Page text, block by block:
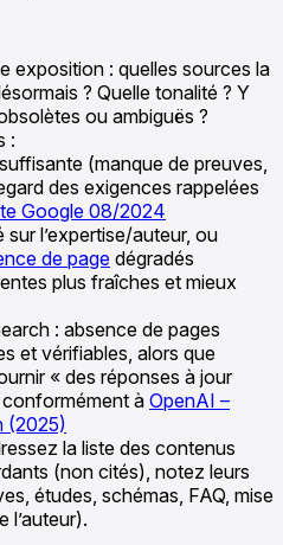
exposition : quelles sources la
? Quelle tonalité ? Y
ou ambiguës ?
:
(manque de preuves,
des exigences rappelées
Google 08/2024
sur l’expertise/auteur, ou
de page dégradés
plus fraîches et mieux
: absence de pages
et vérifiables, alors que
« des réponses à jour
àOpenAI –
(2025)
la liste des contenus
(non cités), notez leurs
études, schémas, FAQ, mise
l’auteur).